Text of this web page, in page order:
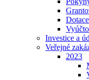
Investice a
Veřejné
2023